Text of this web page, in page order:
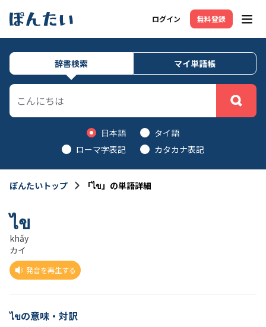
ログイン 無料登録 メニ
辞書検索 マイ単語帳
日本語
タイ語
ローマ字表記
カタカナ表記
ぽんたいトップ 「ไข」の単語詳細
ไข
khǎy
カイ
発音を再生する
ไขの意味・対訳